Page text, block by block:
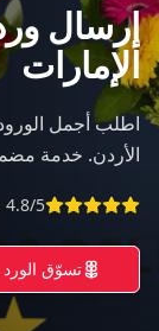
إرسال
الإمارات
اطلب أجمل
الأردن. خدمة
4.8/5 من 1,240+ تقييم
تسوّق الورد